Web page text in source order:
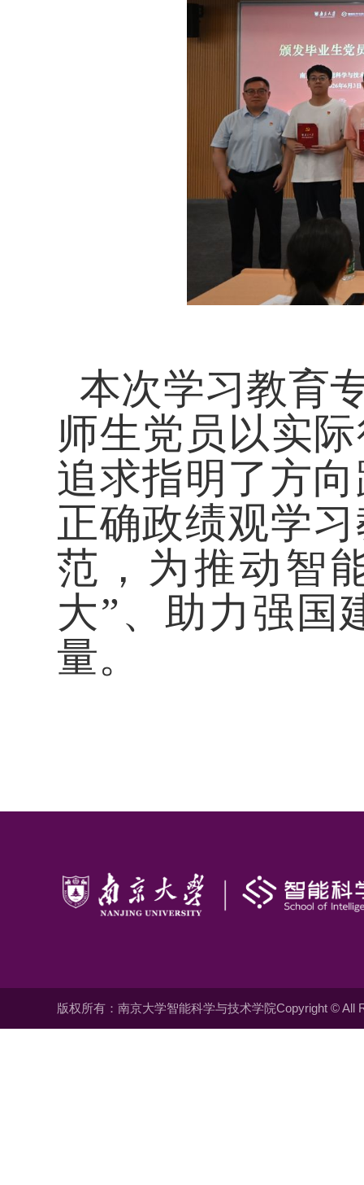
本次学习教育
师生党员以实
追求指明了方
正确政绩观学
范，为推动智
大”、助力强国
量。
版权所有：南京大学智能科学与技术学院Copyright © All